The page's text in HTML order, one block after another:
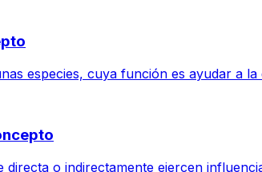
especies, cuya función es ayudar a
o indirectamente ejercen